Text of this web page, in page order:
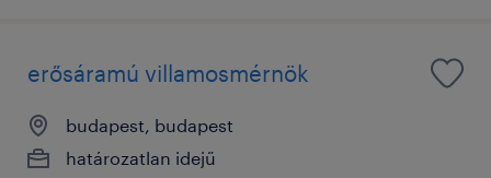
erősáramú villamosmérnök
budapest, budapest
határozatlan idejű